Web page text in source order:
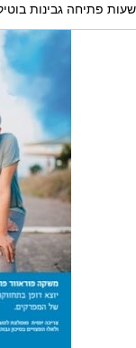
שעות פתיחה גבינות